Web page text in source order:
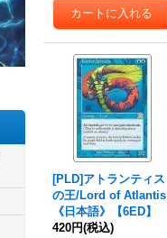
[PLD]アトランティス
の王/Lord of Atlantis
《日本語》【6ED】
420円(税込)